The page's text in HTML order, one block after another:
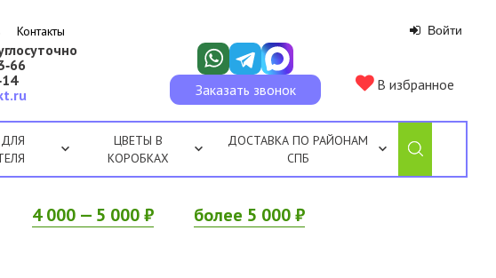
Контакты Войти
Заказать звонок В избранное
ЦВЕТЫ В
КОРОБКАХ
ДОСТАВКА ПО РАЙОНАМ
СПБ
4 000 — 5 000 ₽ более 5 000 ₽